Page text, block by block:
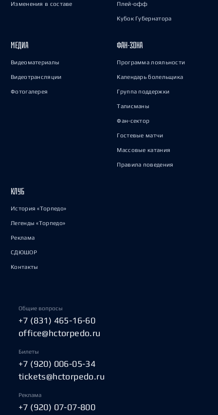
Изменения в составе Плей-офф
Кубок Губернатора
МЕДИА
Видеоматериалы
Видеотрансляции
Фотогалерея
ФАН-ЗОНА
Программа лояльности
Календарь болельщика
Группа поддержки
Талисманы
Фан-сектор
Гостевые матчи
Массовые катания
Правила поведения
КЛУБ
История «Торпедо»
Легенды «Торпедо»
Реклама
СДЮШОР
Контакты
Общие вопросы
+7 (831) 465-16-60
office@hctorpedo.ru
Билеты
+7 (920) 006-05-34
tickets@hctorpedo.ru
Реклама
+7 (920) 07-07-800